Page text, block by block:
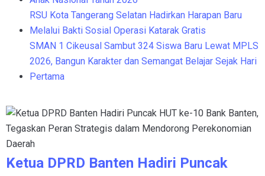
RSU Kota Tangerang Selatan Hadirkan Harapan Baru
Melalui Bakti Sosial Operasi Katarak Gratis
SMAN 1 Cikeusal Sambut 324 Siswa Baru Lewat MPLS
2026, Bangun Karakter dan Semangat Belajar Sejak Hari
Pertama
Ketua DPRD Banten Hadiri Puncak